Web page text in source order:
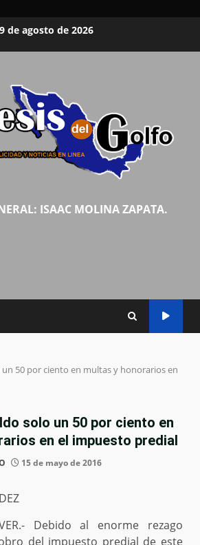
9 de agosto de 2026
ISAAC MOLINA ZAPATA.
50 por ciento en multas y honorarios en
solo un 50 por ciento en
en el impuesto predial
15 de mayo de 2016
VER.- Debido al enorme rezago
del impuesto predial de este